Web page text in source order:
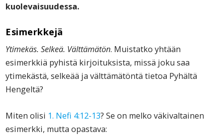
kuolevaisuudessa.
Esimerkkejä
Ytimekäs. Selkeä. Välttämätön. Muistatko yhtään
esimerkkiä pyhistä kirjoituksista, missä joku saa
ytimekästä, selkeää ja välttämätöntä tietoa Pyhältä
Hengeltä?
Miten olisi 1. Nefi 4:12-13? Se on melko väkivaltainen
esimerkki, mutta opastava: